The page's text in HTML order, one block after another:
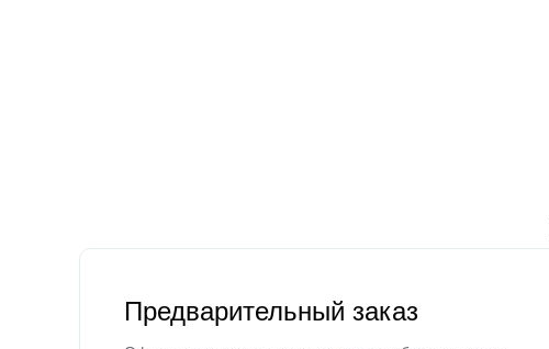
Предварительный заказ